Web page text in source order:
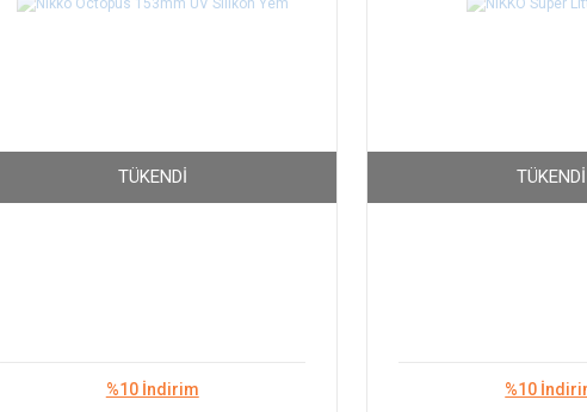
TÜKENDI
%10 İndirim
TÜKENDI
%10